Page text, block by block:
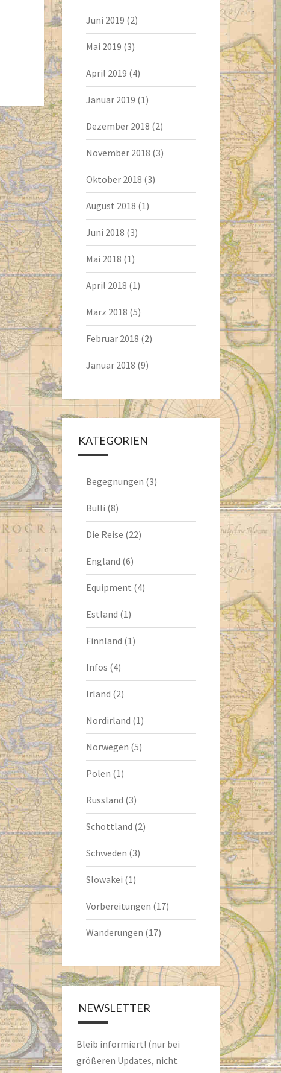
Juni 2019 (2)
Mai 2019 (3)
April 2019 (4)
Januar 2019 (1)
Dezember 2018 (2)
November 2018 (3)
Oktober 2018 (3)
August 2018 (1)
Juni 2018 (3)
Mai 2018 (1)
April 2018 (1)
März 2018 (5)
Februar 2018 (2)
Januar 2018 (9)
KATEGORIEN
Begegnungen (3)
Bulli (8)
Die Reise (22)
England (6)
Equipment (4)
Estland (1)
Finnland (1)
Infos (4)
Irland (2)
Nordirland (1)
Norwegen (5)
Polen (1)
Russland (3)
Schottland (2)
Schweden (3)
Slowakei (1)
Vorbereitungen (17)
Wanderungen (17)
NEWSLETTER
Bleib informiert! (nur bei
größeren Updates, nicht